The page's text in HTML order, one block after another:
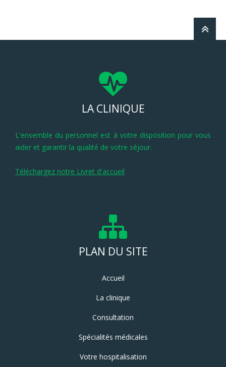
LA CLINIQUE
L'ensemble du personnel est à votre disposition pour vous
aider et garantir la qualité de votre séjour.
Téléchargez notre Livret d'accueil
PLAN DU SITE
Accueil
La clinique
Consultation
Spécialités médicales
Votre hospitalisation